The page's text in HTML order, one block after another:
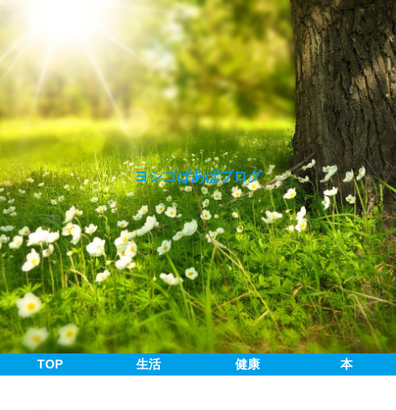
ヨシコばあばブログ
TOP 生活 健康 本